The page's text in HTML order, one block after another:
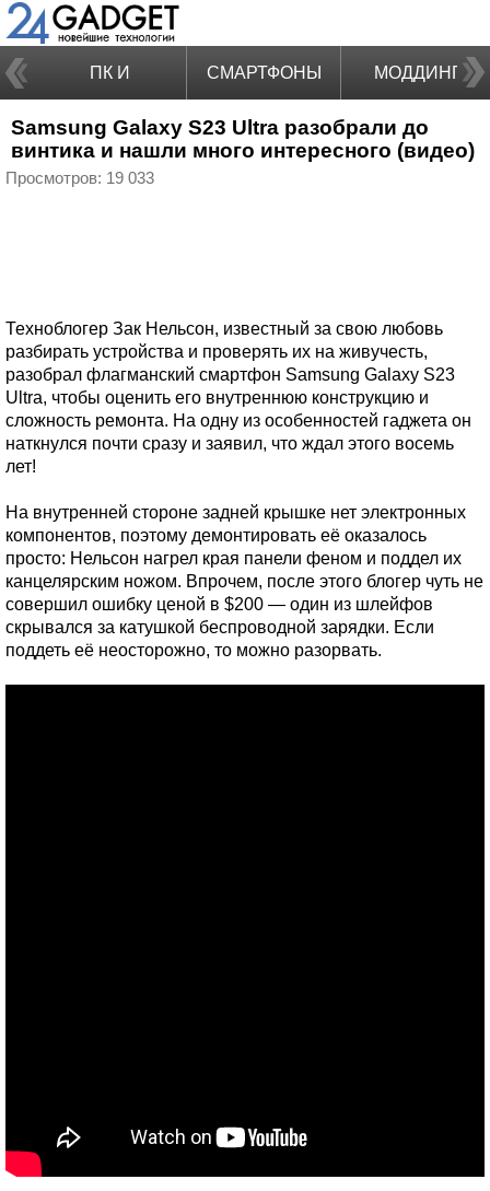
ПК И
НОУТБУКИ
СМАРТФОНЫ МОДДИНГ
Samsung Galaxy S23 Ultra разобрали до
винтика и нашли много интересного (видео)
Просмотров: 19 033
Техноблогер Зак Нельсон, известный за свою любовь
разбирать устройства и проверять их на живучесть,
разобрал флагманский смартфон Samsung Galaxy S23
Ultra, чтобы оценить его внутреннюю конструкцию и
сложность ремонта. На одну из особенностей гаджета он
наткнулся почти сразу и заявил, что ждал этого восемь
лет!
На внутренней стороне задней крышке нет электронных
компонентов, поэтому демонтировать её оказалось
просто: Нельсон нагрел края панели феном и поддел их
канцелярским ножом. Впрочем, после этого блогер чуть не
совершил ошибку ценой в $200 — один из шлейфов
скрывался за катушкой беспроводной зарядки. Если
поддеть её неосторожно, то можно разорвать.